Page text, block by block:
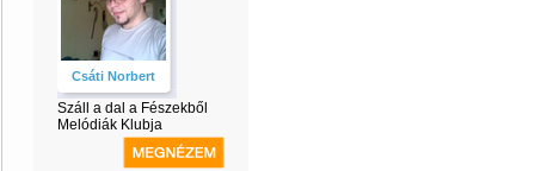
Csáti Norbert
Száll a dal a Fészekből
Melódiák Klubja